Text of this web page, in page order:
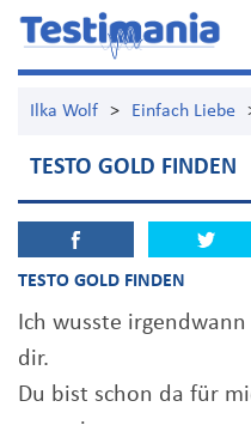
Ilka Wolf > Einfach Liebe
TESTO GOLD FINDEN
TESTO GOLD FINDEN
Ich wusste
dir.
Du bist schon da für